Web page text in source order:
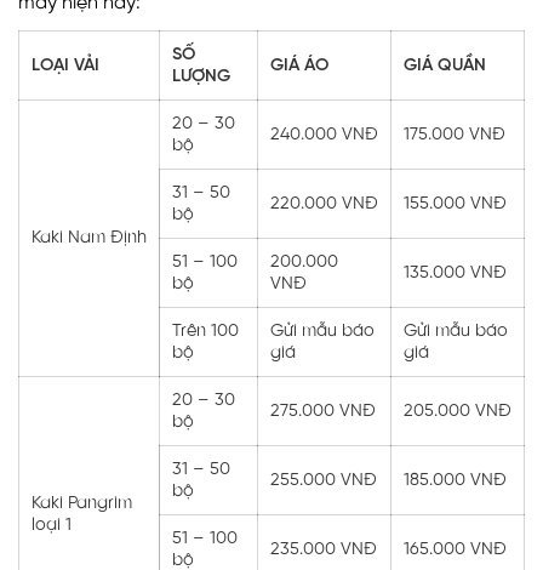
LOẠI VẢI
SỐ
LƯỢNG
GIÁ ÁO GIÁ QUẦN
Kaki Nam Định
20 – 30
bộ
240.000 VNĐ 175.000 VNĐ
31 – 50
bộ
220.000 VNĐ 155.000 VNĐ
51 – 100
bộ
200.000
VNĐ
135.000 VNĐ
Trên 100
bộ
Gửi mẫu báo
giá
Gửi mẫu báo
giá
Kaki Pangrim
loại 1
20 – 30
bộ
275.000 VNĐ 205.000 VNĐ
31 – 50
bộ
255.000 VNĐ 185.000 VNĐ
51 – 100
bộ
235.000 VNĐ 165.000 VNĐ